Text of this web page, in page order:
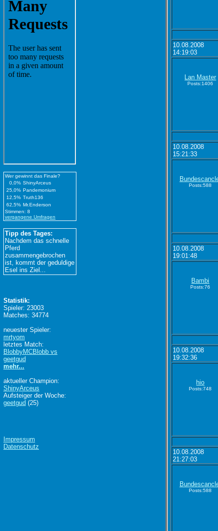
10.08.2008
14:19:03
Lan Master
Posts:1406
10.08.2008
15:21:33
Posts:588
10.08.2008
19:01:48
Bambi
Posts:76
10.08.2008
19:32:36
hio
Posts:748
10.08.2008
21:27:03
Posts:588
Wer gewinnt das Finale?
0,0% ShinyArceus
25,0% Pandemonium
12,5% Truth136
62,5% Mr.Enderson
Stimmen: 8
vergangene Umfragen
Tipp des Tages:
Nachdem das schnelle
Pferd
zusammengebrochen
ist, kommt der geduldige
Esel ins Ziel...
Statistik:
Spieler: 23003
Matches: 34774
neuester Spieler:
mrtyom
letztes Match:
BlobbyMCBlobb vs
geetgud
mehr...
aktueller Champion:
ShinyArceus
Aufsteiger der Woche:
geetgud (25)
Impressum
Datenschutz